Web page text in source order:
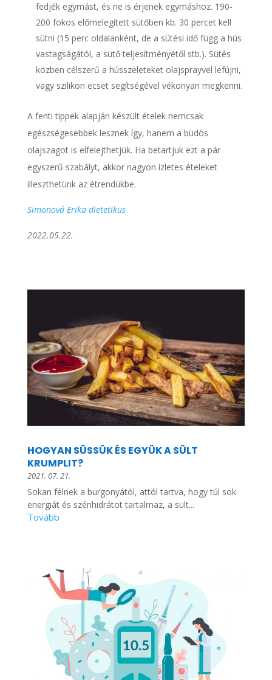
fedjék egymást, és ne is érjenek egymáshoz. 190-
200 fokos előmelegített sütőben kb. 30 percet kell
sütni (15 perc oldalanként, de a sütési idő függ a hús
vastagságától, a sütő teljesítményétől stb.). Sütés
közben célszerű a hússzeleteket olajsprayvel lefújni,
vagy szilikon ecset segítségével vékonyan megkenni.
A fenti tippek alapján készült ételek nemcsak
egészségesebbek lesznek így, hanem a büdös
olajszagot is elfelejthetjük. Ha betartjuk ezt a pár
egyszerű szabályt, akkor nagyon ízletes ételeket
illeszthetünk az étrendükbe.
Simonová Erika dietetikus
2022.05.22.
HOGYAN SÜSSÜK ÉS EGYÜK A SÜLT
KRUMPLIT?
2021. 07. 21.
Sokan félnek a burgonyától, attól tartva, hogy túl sok
energiát és szénhidrátot tartalmaz, a sült...